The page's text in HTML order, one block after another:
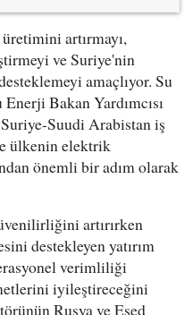
artırmayı,
ve Suriye'nin
amaçlıyor. Su
Bakan Yardımcısı
Suudi Arabistan iş
ülkenin elektrik
önemli bir adım olarak
artırırken
destekleyen yatırım
verimliliği
iyileştireceğini
Rusya ve Esed